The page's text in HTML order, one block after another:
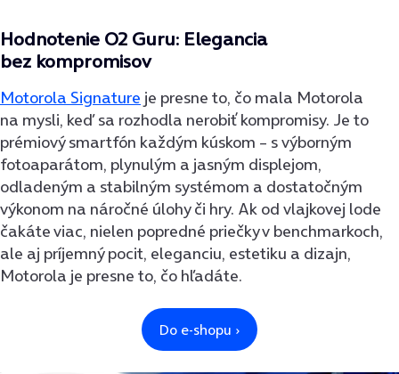
Hodnotenie O2 Guru: Elegancia
bez kompromisov
Motorola Signature je presne to, čo mala Motorola
na mysli, keď sa rozhodla nerobiť kompromisy. Je to
prémiový smartfón každým kúskom – s výborným
fotoaparátom, plynulým a jasným displejom,
odladeným a stabilným systémom a dostatočným
výkonom na náročné úlohy či hry. Ak od vlajkovej lode
čakáte viac, nielen popredné priečky v benchmarkoch,
ale aj príjemný pocit, eleganciu, estetiku a dizajn,
Motorola je presne to, čo hľadáte.